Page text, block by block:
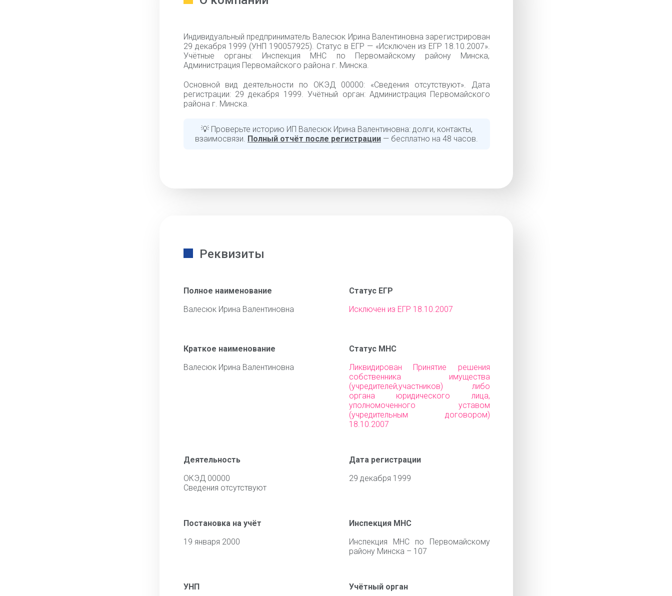
Индивидуальный предприниматель Валесюк Ирина Валентиновна зарегистрирован
29 декабря 1999 (УНП 190057925). Статус в ЕГР — «Исключен из ЕГР 18.10.2007».
Учётные органы: Инспекция МНС по Первомайскому району Минска,
Администрация Первомайского района г. Минска.
Основной вид деятельности по ОКЭД 00000: «Cведения отсутствуют». Дата
регистрации: 29 декабря 1999. Учётный орган: Администрация Первомайского
района г. Минска.
💡 Проверьте историю ИП Валесюк Ирина Валентиновна: долги, контакты,
взаимосвязи. Полный отчёт после регистрации — бесплатно на 48 часов.
Реквизиты
Полное наименование
Валесюк Ирина Валентиновна
Статус ЕГР
Исключен из ЕГР 18.10.2007
Краткое наименование
Валесюк Ирина Валентиновна
Статус МНС
Ликвидирован Принятие решения
собственника имущества
(учредителей,участников) либо
органа юридического лица,
уполномоченного уставом
(учредительным договором)
18.10.2007
Деятельность
ОКЭД 00000
Cведения отсутствуют
Дата регистрации
29 декабря 1999
Постановка на учёт
19 января 2000
Инспекция МНС
Инспекция МНС по Первомайскому
району Минска – 107
УНП
Учётный орган